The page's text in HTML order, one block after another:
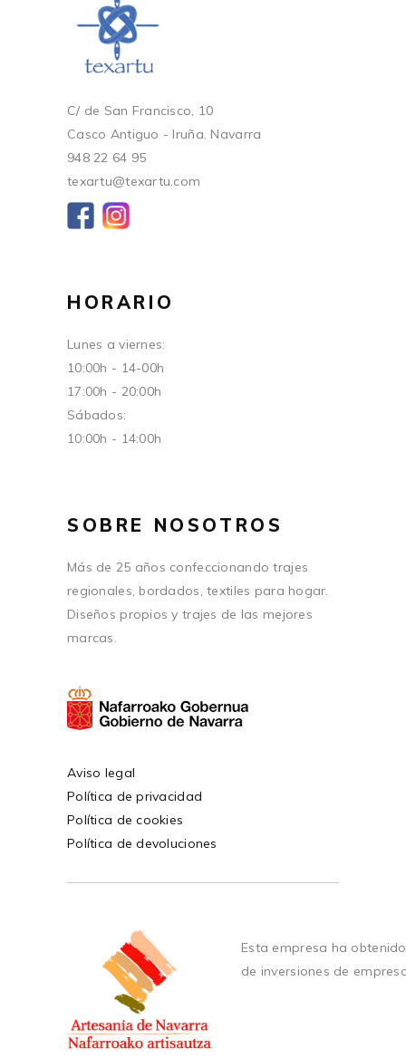
C/ de San Francisco, 10
Casco Antiguo - Iruña. Navarra
948 22 64 95
texartu@texartu.com
HORARIO
Lunes a viernes:
10:00h - 14-00h
17:00h - 20:00h
Sábados:
10:00h - 14:00h
SOBRE NOSOTROS
Más de 25 años confeccionando trajes
regionales, bordados, textiles para hogar.
Diseños propios y trajes de las mejores
marcas.
Aviso legal
Política de privacidad
Política de cookies
Política de devoluciones
Esta empresa ha
de inversiones de